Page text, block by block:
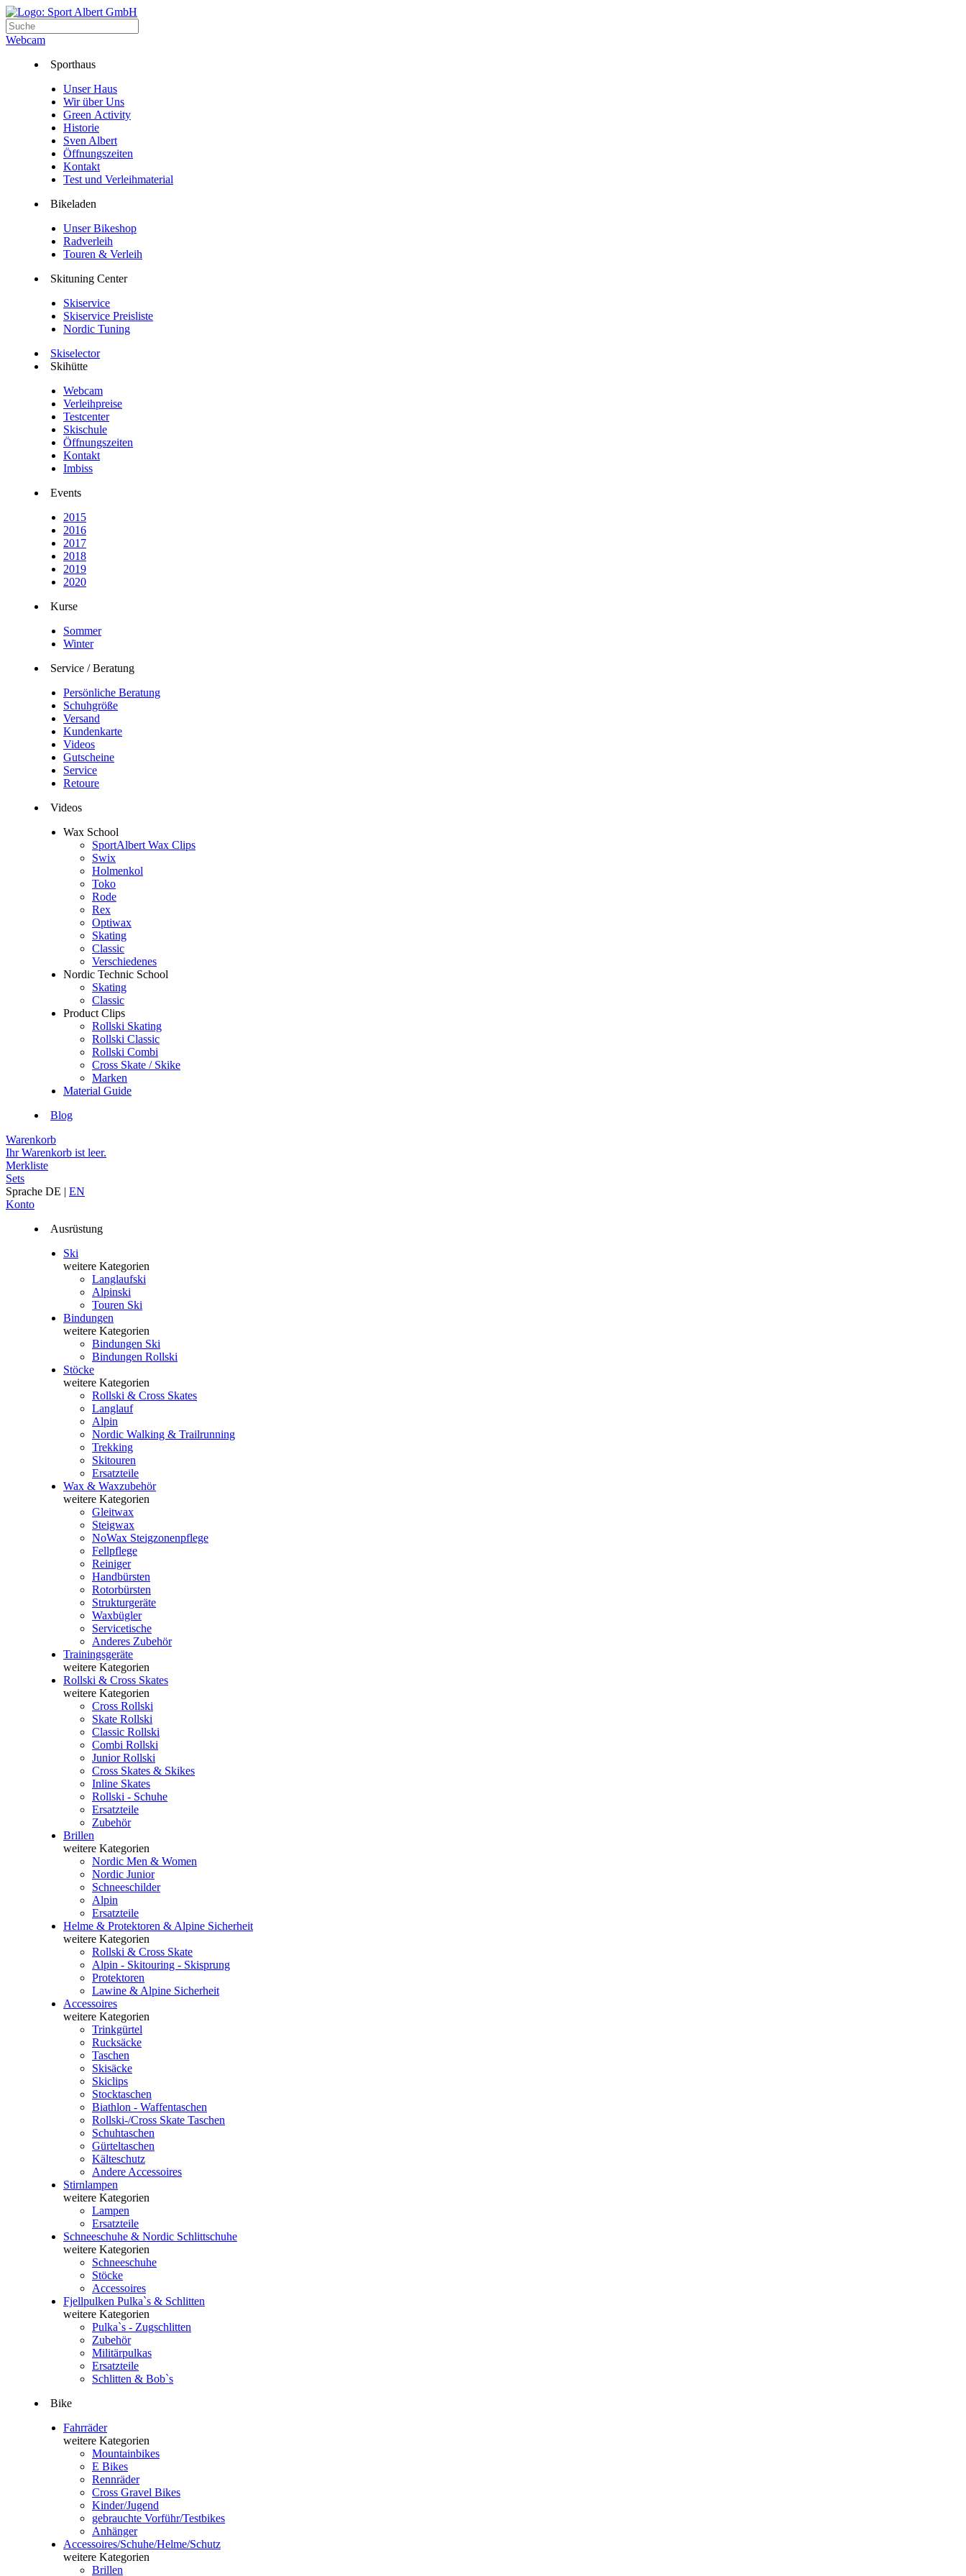
Webcam
Sporthaus
Unser Haus
Wir über Uns
Green Activity
Historie
Sven Albert
Öffnungszeiten
Kontakt
Test und Verleihmaterial
Bikeladen
Unser Bikeshop
Radverleih
Touren & Verleih
Skituning Center
Skiservice
Skiservice Preisliste
Nordic Tuning
Skiselector
Skihütte
Webcam
Verleihpreise
Testcenter
Skischule
Öffnungszeiten
Kontakt
Imbiss
Events
2015
2016
2017
2018
2019
2020
Kurse
Sommer
Winter
Service / Beratung
Persönliche Beratung
Schuhgröße
Versand
Kundenkarte
Videos
Gutscheine
Service
Retoure
Videos
Wax School
SportAlbert Wax Clips
Swix
Holmenkol
Toko
Rode
Rex
Optiwax
Skating
Classic
Verschiedenes
Nordic Technic School
Skating
Classic
Product Clips
Rollski Skating
Rollski Classic
Rollski Combi
Cross Skate / Skike
Marken
Material Guide
Blog
Warenkorb
Ihr Warenkorb ist leer.
Merkliste
Sets
Sprache DE | EN
Konto
Ausrüstung
Ski
weitere Kategorien
Langlaufski
Alpinski
Touren Ski
Bindungen
weitere Kategorien
Bindungen Ski
Bindungen Rollski
Stöcke
weitere Kategorien
Rollski & Cross Skates
Langlauf
Alpin
Nordic Walking & Trailrunning
Trekking
Skitouren
Ersatzteile
Wax & Waxzubehör
weitere Kategorien
Gleitwax
Steigwax
NoWax Steigzonenpflege
Fellpflege
Reiniger
Handbürsten
Rotorbürsten
Strukturgeräte
Waxbügler
Servicetische
Anderes Zubehör
Trainingsgeräte
weitere Kategorien
Rollski & Cross Skates
weitere Kategorien
Cross Rollski
Skate Rollski
Classic Rollski
Combi Rollski
Junior Rollski
Cross Skates & Skikes
Inline Skates
Rollski - Schuhe
Ersatzteile
Zubehör
Brillen
weitere Kategorien
Nordic Men & Women
Nordic Junior
Schneeschilder
Alpin
Ersatzteile
Helme & Protektoren & Alpine Sicherheit
weitere Kategorien
Rollski & Cross Skate
Alpin - Skitouring - Skisprung
Protektoren
Lawine & Alpine Sicherheit
Accessoires
weitere Kategorien
Trinkgürtel
Rucksäcke
Taschen
Skisäcke
Skiclips
Stocktaschen
Biathlon - Waffentaschen
Rollski-/Cross Skate Taschen
Schuhtaschen
Gürteltaschen
Kälteschutz
Andere Accessoires
Stirnlampen
weitere Kategorien
Lampen
Ersatzteile
Schneeschuhe & Nordic Schlittschuhe
weitere Kategorien
Schneeschuhe
Stöcke
Accessoires
Fjellpulken Pulka`s & Schlitten
weitere Kategorien
Pulka`s - Zugschlitten
Zubehör
Militärpulkas
Ersatzteile
Schlitten & Bob`s
Bike
Fahrräder
weitere Kategorien
Mountainbikes
E Bikes
Rennräder
Cross Gravel Bikes
Kinder/Jugend
gebrauchte Vorführ/Testbikes
Anhänger
Accessoires/Schuhe/Helme/Schutz
weitere Kategorien
Brillen